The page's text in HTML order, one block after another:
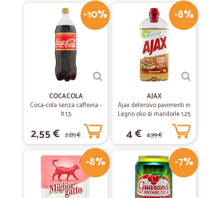
-10%
COCACOLA
Coca-cola senza caffeina -
lt.1,5
2,55 € 2,85 €
-8%
AJAX
Ajax detersivo pavimenti in
Legno olio di mandorle 1,25
4 € 4,39 €
-8% -7%